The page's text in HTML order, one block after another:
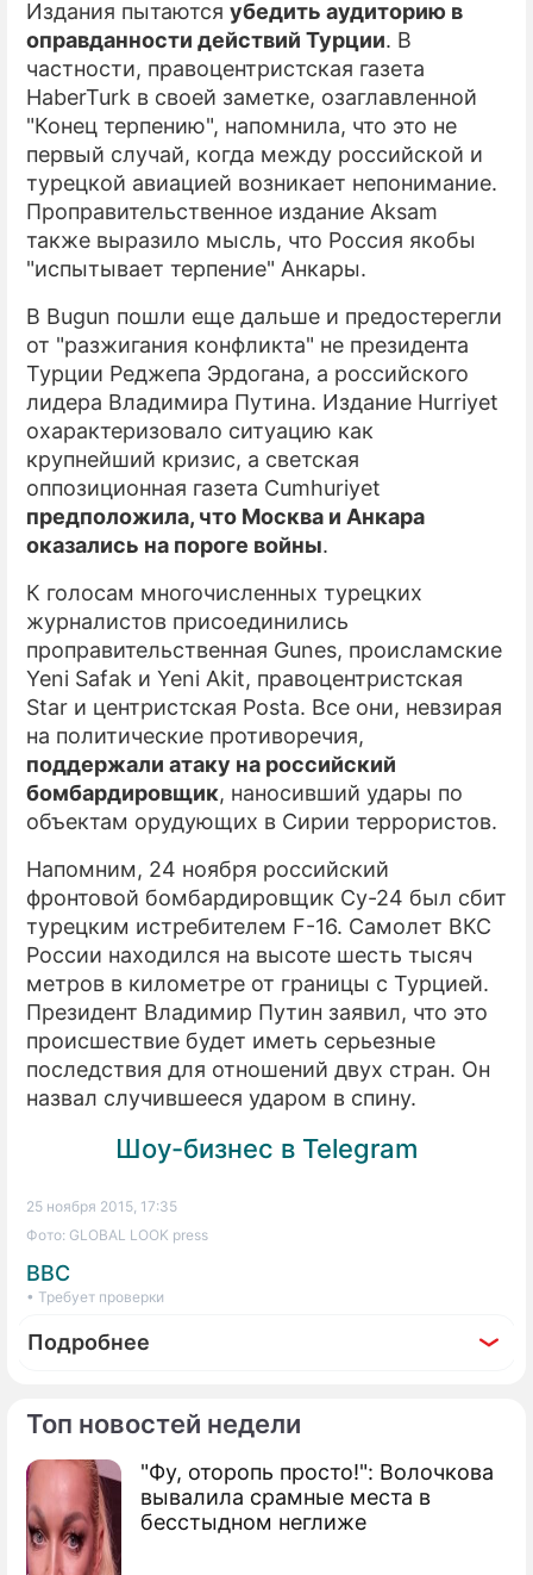
Топ новостей недели
"Фу, оторопь просто!": Волочкова
вывалила срамные места в
бесстыдном неглиже
Издания пытаются убедить аудиторию в
оправданности действий Турции. В
частности, правоцентристская газета
HaberTurk в своей заметке, озаглавленной
"Конец терпению", напомнила, что это не
первый случай, когда между российской и
турецкой авиацией возникает непонимание.
Проправительственное издание Aksam
также выразило мысль, что Россия якобы
"испытывает терпение" Анкары.
В Bugun пошли еще дальше и предостерегли
от "разжигания конфликта" не президента
Турции Реджепа Эрдогана, а российского
лидера Владимира Путина. Издание Hurriyet
охарактеризовало ситуацию как
крупнейший кризис, а светская
оппозиционная газета Cumhuriyet
предположила, что Москва и Анкара
оказались на пороге войны.
К голосам многочисленных турецких
журналистов присоединились
проправительственная Gunes, происламские
Yeni Safak и Yeni Akit, правоцентристская
Star и центристская Posta. Все они, невзирая
на политические противоречия,
поддержали атаку на российский
бомбардировщик, наносивший удары по
объектам орудующих в Сирии террористов.
Напомним, 24 ноября российский
фронтовой бомбардировщик Cу-24 был сбит
турецким истребителем F-16. Самолет ВКС
России находился на высоте шесть тысяч
метров в километре от границы с Турцией.
Президент Владимир Путин заявил, что это
происшествие будет иметь серьезные
последствия для отношений двух стран. Он
назвал случившееся ударом в спину.
Шоу-бизнес в Telegram
25 ноября 2015, 17:35
Фото: GLOBAL LOOK press
BBC
• Требует проверки
Подробнее
По теме
Турция дорого заплатит за дружбу с
"ИГ"